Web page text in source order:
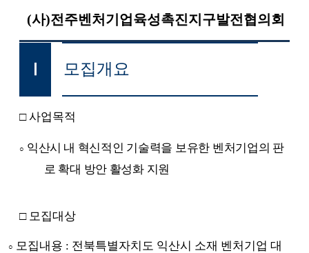
(사)전주벤처기업육성촉진지구발전협의회
모집개요
□사업목적
○ 익산시 내 혁신적인 기술력을 보유한 벤처기업의 판
로 확대 방안 활성화 지원
□ 모집대상
모집내용 : 전북특별자치도 익산시 소재 벤처기업 대